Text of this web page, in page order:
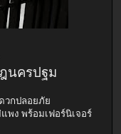
นครปฐม
วกปลอยภัย
พง พร้อมเฟอร์นิเจอร์